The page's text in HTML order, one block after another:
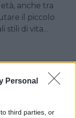
Personal
third parties, or
anche tra
il piccolo
stili di vita